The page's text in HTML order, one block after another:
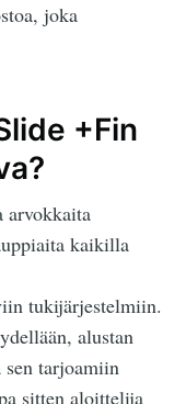
joka
+Fin
arvokkaita
kaikilla
tukijärjestelmiin.
alustan
tarjoamiin
sitten aloittelija